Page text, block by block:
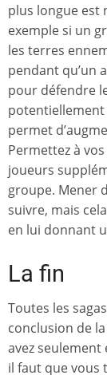
plus longue est
exemple si un
les terres
pendant qu’un
pour défendre
potentiellement
permet
Permettez à
joueurs
groupe. Mener
suivre, mais
en lui donnant
La fin
Toutes les
conclusion de
avez seulement
il faut que vous